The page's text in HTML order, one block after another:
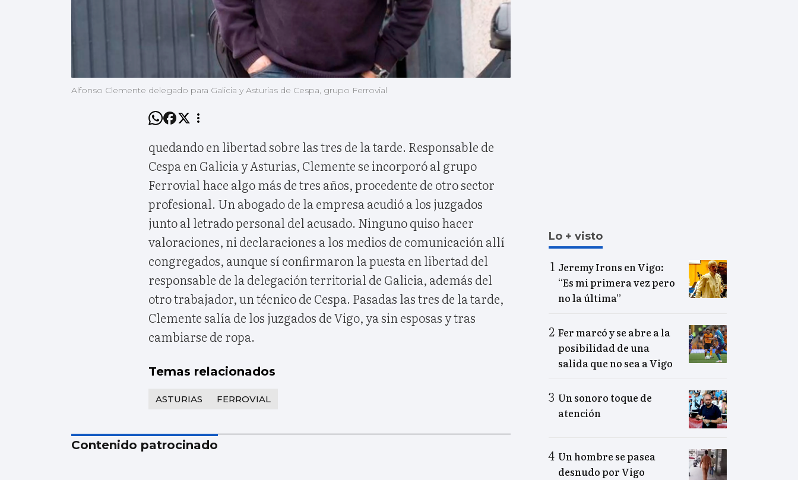
Alfonso Clemente delegado para Galicia y Asturias de Cespa, grupo Ferrovial
quedando en libertad sobre las tres de la tarde. Responsable de
Cespa en Galicia y Asturias, Clemente se incorporó al grupo
Ferrovial hace algo más de tres años, procedente de otro sector
profesional. Un abogado de la empresa acudió a los juzgados
junto al letrado personal del acusado. Ninguno quiso hacer
valoraciones, ni declaraciones a los medios de comunicación allí
congregados, aunque sí confirmaron la puesta en libertad del
responsable de la delegación territorial de Galicia, además del
otro trabajador, un técnico de Cespa. Pasadas las tres de la tarde,
Clemente salía de los juzgados de Vigo, ya sin esposas y tras
cambiarse de ropa.
Temas relacionados
ASTURIAS FERROVIAL
Contenido patrocinado
Lo + visto
Jeremy Irons en Vigo:
“Es mi primera vez pero
no la última”
Fer marcó y se abre a la
posibilidad de una
salida que no sea a Vigo
Un sonoro toque de
atención
Un hombre se pasea
desnudo por Vigo